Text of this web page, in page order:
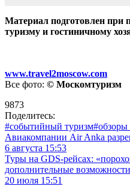
Материал подготовлен при
туризму и гостиничному
www.travel2moscow.com
Все фото: © Москомтуризм
9873
Поделитесь:
#событийный туризм#обзоры
Авиакомпании Air Anka
6 августа 15:53
Туры на GDS-рейсах:
дополнительные
20 июля 15:51